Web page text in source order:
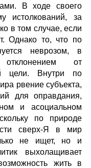
В ходе своего
истолкований, за
в том случае, если
Однако то, что по
неврозом, в
отклонением от
цели. Внутри по
рвение субъекта,
для оправдания,
и асоциальном
по природе
сверх-Я в мир
не ищет, но и
выхолащивает
жить в